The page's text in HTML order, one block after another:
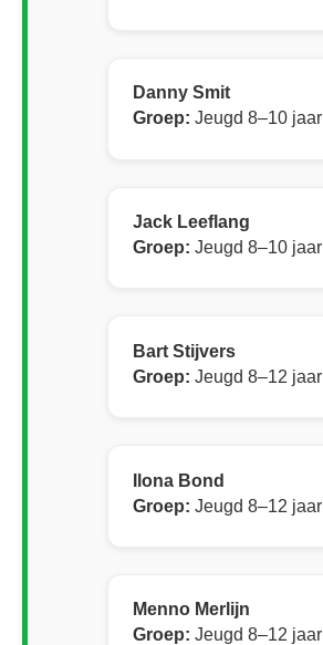
Danny Smit
Groep: Jeugd 8–10 jaar
Jack Leeflang
Groep: Jeugd 8–10 jaar
Bart Stijvers
Groep: Jeugd 8–12 jaar
Ilona Bond
Groep: Jeugd 8–12 jaar
Menno Merlijn
Groep: Jeugd 8–12 jaar